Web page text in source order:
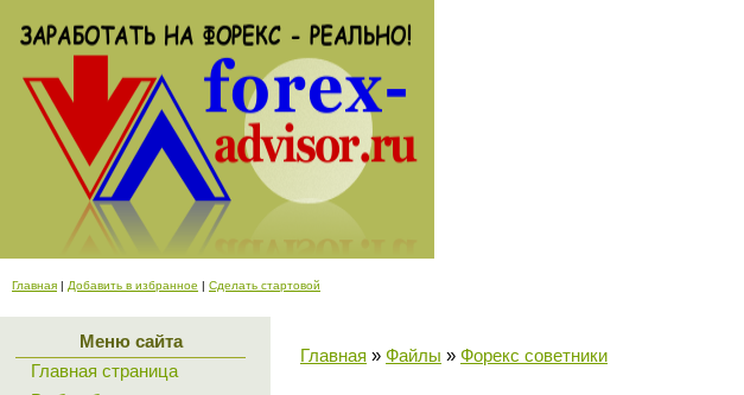
Главная | Добавить в избранное | Сделать стартовой
Меню сайта
Главная страница
Главная » Файлы » Форекс cоветники